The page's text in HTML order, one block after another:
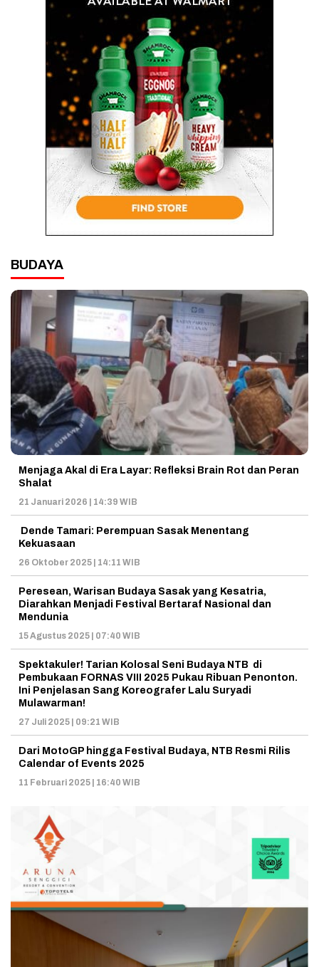
BUDAYA
Menjaga Akal di Era Layar: Refleksi Brain Rot dan Peran
Shalat
21 Januari 2026 | 14:39 WIB
Dende Tamari: Perempuan Sasak Menentang
Kekuasaan
26 Oktober 2025 | 14:11 WIB
Peresean, Warisan Budaya Sasak yang Kesatria,
Diarahkan Menjadi Festival Bertaraf Nasional dan
Mendunia
15 Agustus 2025 | 07:40 WIB
Spektakuler! Tarian Kolosal Seni Budaya NTB di
Pembukaan FORNAS VIII 2025 Pukau Ribuan Penonton.
Ini Penjelasan Sang Koreografer Lalu Suryadi
Mulawarman!
27 Juli 2025 | 09:21 WIB
Dari MotoGP hingga Festival Budaya, NTB Resmi Rilis
Calendar of Events 2025
11 Februari 2025 | 16:40 WIB